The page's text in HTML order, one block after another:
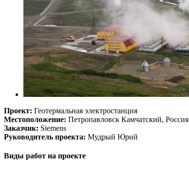
Проект: Геотермальная электростанция
Местоположение: Петропавловск Камчатский, Россия
Заказчик: Siemens
Руководитель проекта: Мудрый Юрий
Виды работ на проекте